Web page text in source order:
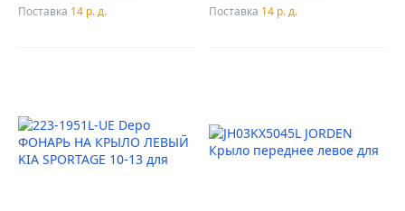
Поставка 14 р. д. Поставка 14 р. д.